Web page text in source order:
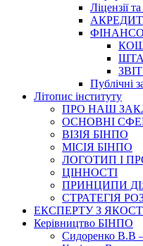
Ліцензії
Публічні
Літопис інституту
ПРО НАШ
ОСНОВНІ
ВІЗІЯ БІНПО
МІСІЯ БІНПО
ЛОГОТИП І
ЦІННОСТІ
ПРИНЦИПИ
СТРАТЕГІЯ
ЕКСПЕРТУ З
Керівництво БІНПО
Сидоренко В.В